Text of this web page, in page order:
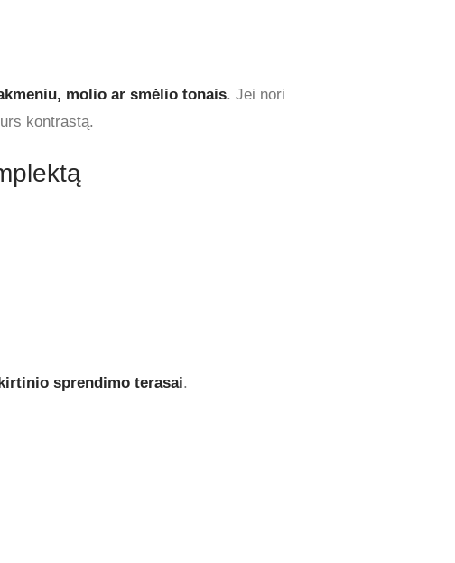
molio ar smėlio tonais. Jei nori
kontrastą.
sprendimo terasai.